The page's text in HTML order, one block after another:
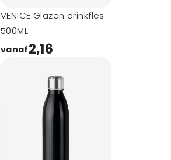
VENICE Glazen drinkfles
500ML
vanaf2,16